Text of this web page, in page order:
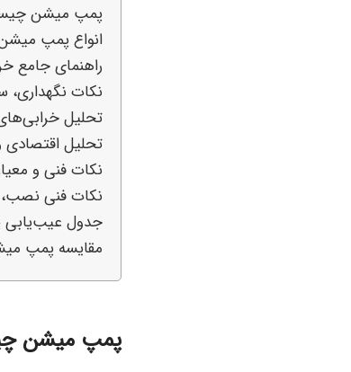
پمپ میشن
انواع پمپ
راهنمای جامع
نکات
تحلیل
تحلیل اقتصادی
نکات فنی و
نکات فنی نصب،
جدول
مقایسه پمپ
پمپ میشن